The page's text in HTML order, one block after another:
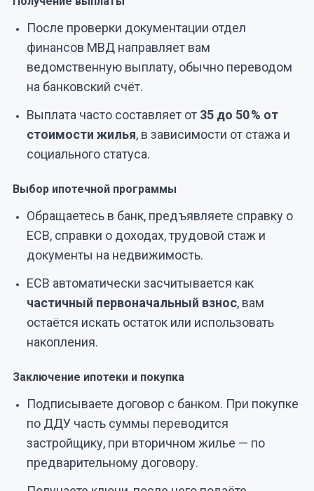
После проверки документации отдел
финансов МВД направляет вам
ведомственную выплату, обычно переводом
на банковский счёт.
Выплата часто составляет от 35 до 50 % от
стоимости жилья, в зависимости от стажа и
социального статуса.
Выбор ипотечной программы
Обращаетесь в банк, предъявляете справку о
ЕСВ, справки о доходах, трудовой стаж и
документы на недвижимость.
ЕСВ автоматически засчитывается как
частичный первоначальный взнос, вам
остаётся искать остаток или использовать
накопления.
Заключение ипотеки и покупка
Подписываете договор с банком. При покупке
по ДДУ часть суммы переводится
застройщику, при вторичном жилье — по
предварительному договору.